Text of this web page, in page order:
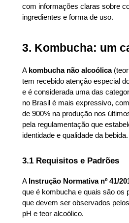
com informações claras sobre
ingredientes e forma de uso.
3. Kombucha: um
A kombucha não alcoólica (teor
tem recebido atenção especial
e é considerada uma das
no Brasil é mais expressivo,
de 900% na produção nos
pela regulamentação que
identidade e qualidade da bebida.
3.1 Requisitos e Padrões
A Instrução Normativa nº 41/
que é kombucha e quais são os
que devem ser observados
pH e teor alcoólico.